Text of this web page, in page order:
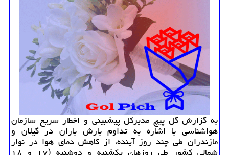
به گزارش گل پیچ مدیركل پیشبینی و اخطار سریع سازمان
هواشناسی با اشاره به تداوم بارش باران در گیلان و
مازندران طی چند روز آینده، از كاهش دمای هوا در نوار